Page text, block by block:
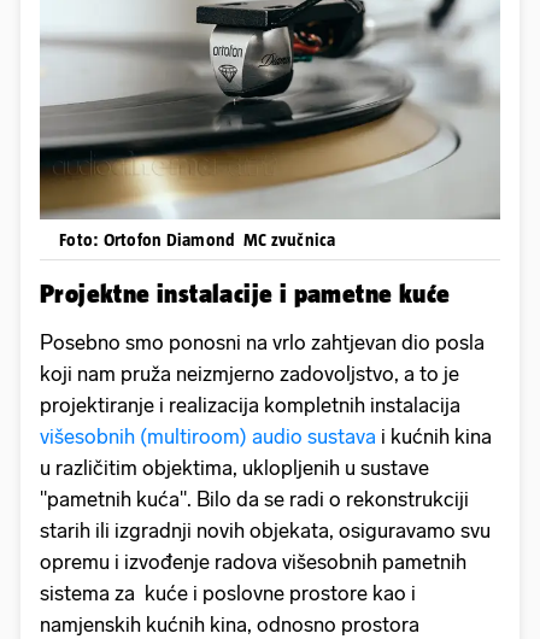
Foto: Ortofon Diamond MC zvučnica
Projektne instalacije i pametne kuće
Posebno smo ponosni na vrlo zahtjevan dio posla
koji nam pruža neizmjerno zadovoljstvo, a to je
projektiranje i realizacija kompletnih instalacija
višesobnih (multiroom) audio sustava i kućnih kina
u različitim objektima, uklopljenih u sustave
"pametnih kuća". Bilo da se radi o rekonstrukciji
starih ili izgradnji novih objekata, osiguravamo svu
opremu i izvođenje radova višesobnih pametnih
sistema za kuće i poslovne prostore kao i
namjenskih kućnih kina, odnosno prostora